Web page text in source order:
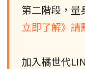
第二階段，量
立即了解》請
加入橘世代